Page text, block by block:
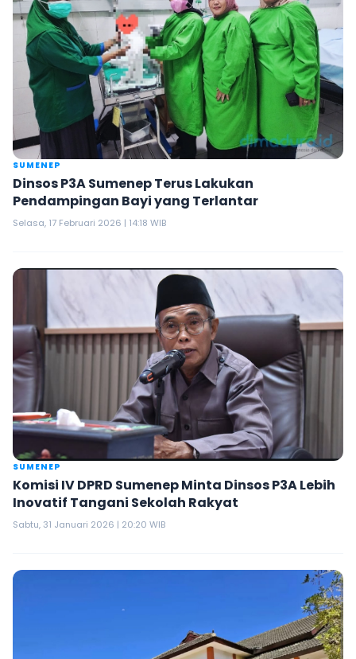
SUMENEP
Dinsos P3A Sumenep Terus Lakukan
Pendampingan Bayi yang Terlantar
Selasa, 17 Februari 2026 | 14:18 WIB
SUMENEP
Komisi IV DPRD Sumenep Minta Dinsos P3A Lebih
Inovatif Tangani Sekolah Rakyat
Sabtu, 31 Januari 2026 | 20:20 WIB